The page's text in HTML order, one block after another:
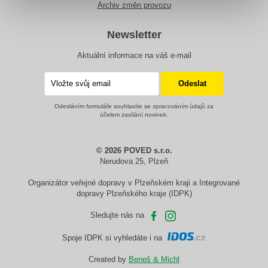
Archiv změn provozu
Newsletter
Aktuální informace na váš e-mail
Odesláním formuláře souhlasíte se zpracováním údajů za
účelem zasílání novinek.
© 2026 POVED s.r.o.
Nerudova 25, Plzeň
Organizátor veřejné dopravy v Plzeňském kraji a Integrované
dopravy Plzeňského kraje (IDPK)
Sledujte nás na
Spoje IDPK si vyhledáte i na
Created by Beneš & Michl